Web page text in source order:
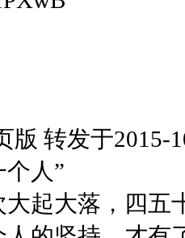
版 转发于2015-
人”
起大落，四五